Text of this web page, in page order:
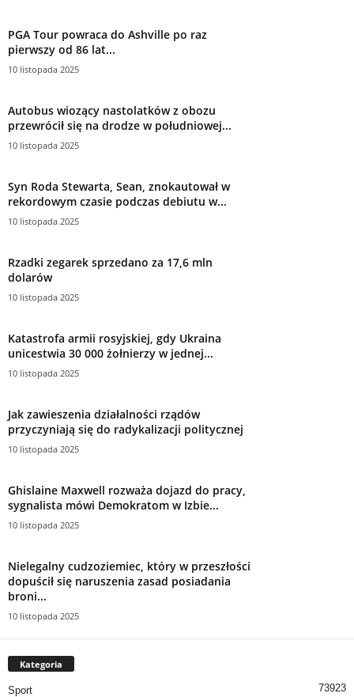
PGA Tour powraca do Ashville po raz
pierwszy od 86 lat...
10 listopada 2025
Autobus wiozący nastolatków z obozu
przewrócił się na drodze w południowej...
10 listopada 2025
Syn Roda Stewarta, Sean, znokautował w
rekordowym czasie podczas debiutu w...
10 listopada 2025
Rzadki zegarek sprzedano za 17,6 mln
dolarów
10 listopada 2025
Katastrofa armii rosyjskiej, gdy Ukraina
unicestwia 30 000 żołnierzy w jednej...
10 listopada 2025
Jak zawieszenia działalności rządów
przyczyniają się do radykalizacji politycznej
10 listopada 2025
Ghislaine Maxwell rozważa dojazd do pracy,
sygnalista mówi Demokratom w Izbie...
10 listopada 2025
Nielegalny cudzoziemiec, który w przeszłości
dopuścił się naruszenia zasad posiadania
broni...
10 listopada 2025
Kategoria
Sport 73923